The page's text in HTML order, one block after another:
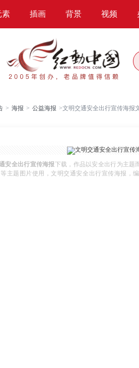
素 插画 背景 视频
> 海报 > 公益海报 >文明交通安全出行宣传海报
安全出行宣传海报下载，作品以安全出行为主题
主题图片使用，文明交通安全出行宣传海报，编